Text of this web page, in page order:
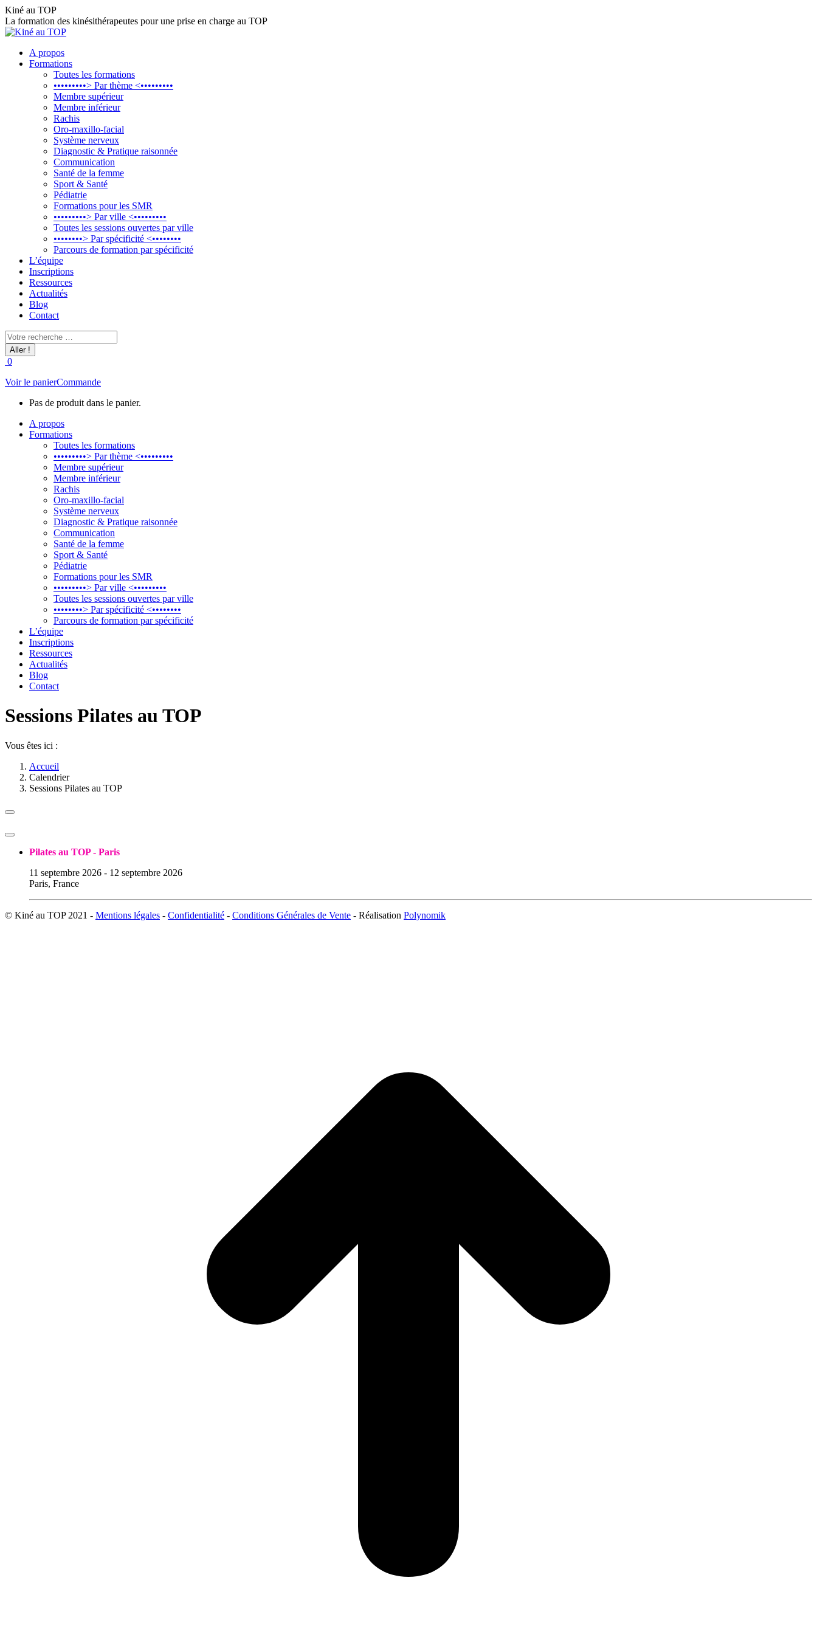
Aller
au
contenu
Kiné au TOP
La formation des kinésithérapeutes pour une prise en charge au TOP
A propos
Formations
Toutes les formations
•••••••••> Par thème <•••••••••
Membre supérieur
Membre inférieur
Rachis
Oro-maxillo-facial
Système nerveux
Diagnostic & Pratique raisonnée
Communication
Santé de la femme
Sport & Santé
Pédiatrie
Formations pour les SMR
•••••••••> Par ville <•••••••••
Toutes les sessions ouvertes par ville
••••••••> Par spécificité <••••••••
Parcours de formation par spécificité
L’équipe
Inscriptions
Ressources
Actualités
Blog
Contact
Recherche
:
0
Voir le panierCommande
Pas de produit dans le panier.
A propos
Formations
Toutes les formations
•••••••••> Par thème <•••••••••
Membre supérieur
Membre inférieur
Rachis
Oro-maxillo-facial
Système nerveux
Diagnostic & Pratique raisonnée
Communication
Santé de la femme
Sport & Santé
Pédiatrie
Formations pour les SMR
•••••••••> Par ville <•••••••••
Toutes les sessions ouvertes par ville
••••••••> Par spécificité <••••••••
Parcours de formation par spécificité
L’équipe
Inscriptions
Ressources
Actualités
Blog
Contact
Sessions Pilates au TOP
Vous êtes ici :
Accueil
Calendrier
Sessions Pilates au TOP
Pilates au TOP - Paris
11 septembre 2026 - 12 septembre 2026
Paris, France
© Kiné au TOP 2021 - Mentions légales - Confidentialité - Conditions Générales de Vente - Réalisation Polynomik